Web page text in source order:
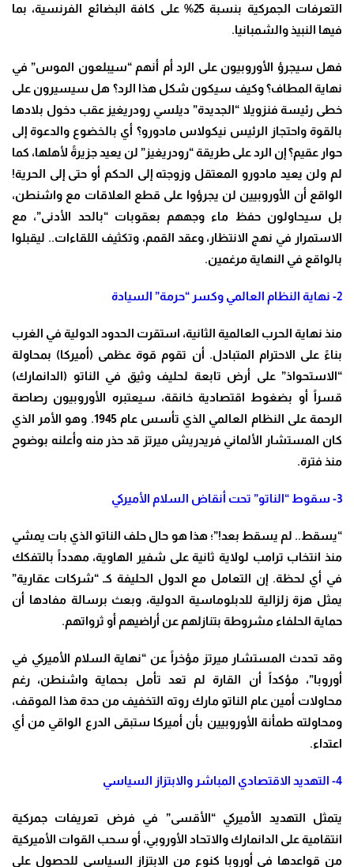
التعرفات الجمركية بنسبة 25% على كافة البضائع الفرنسية، بما
فيها النبيذ والشمبانيا.
فهل سيجرؤ الأوروبيون على الرد أم أنهم “سيبلعون الموس” في
نهاية المطاف؟ وكيف سيكون شكل هذا الرد؟ هل سيسيرون على
خطى رئيسة فنزويلا “الجديدة” ديلسي رودريغيز عقب دخول بلادها
بالقوة واحتجاز الرئيس نيكولاس مادورو؟ أي بالخضوع والدعوة إلى
حوار عقيم؟ إن الرد على طريقة “رودريغيز” لن يعيد جزيرةً لأهلها، كما
لم ولن يعيد مادورو المعتقل وزوجته إلى الحكم أو حتى إلى الحرية!
الواقع أن الأوروبيين لن يجرؤوا على قطع العلاقات مع واشنطن،
بل سيحاولون حفظ ماء وجههم بعقوبات “بالحد الأدنى”، مع
الاستمرار في نهج الانتظار، وعقد القمم، وتكثيف اللقاءات.. ليقبلوا
بالواقع في النهاية مرغمين.
2- نهاية النظام العالمي وكسر “حرمة” السيادة
منذ نهاية الحرب العالمية الثانية، استقرت الحدود الدولية في الغرب
بناءً على الاحترام المتبادل. أن تقوم قوة عظمى (أميركا) بمحاولة
“الاستحواذ” على أرض تابعة لحليف وثيق في الناتو (الدانمارك)
قسراً أو بضغوط اقتصادية خانقة، سيعتبره الأوروبيون رصاصة
الرحمة على النظام العالمي الذي تأسس عام 1945. وهو الأمر الذي
كان المستشار الألماني فريدريش ميرتز قد حذر منه وأعلنه بوضوح
منذ فترة.
3- سقوط “الناتو” تحت أنقاض السلام الأميركي
“يسقط.. لم يسقط بعد!”؛ هذا هو حال حلف الناتو الذي بات يمشي
منذ انتخاب ترامب لولاية ثانية على شفير الهاوية، مهدداً بالتفكك
في أي لحظة. إن التعامل مع الدول الحليفة كـ “شركات عقارية”
يمثل هزة زلزالية للدبلوماسية الدولية، وبعث برسالة مفادها أن
حماية الحلفاء مشروطة بتنازلهم عن أراضيهم أو ثرواتهم.
وقد تحدث المستشار ميرتز مؤخراً عن “نهاية السلام الأميركي في
أوروبا”، مؤكداً أن القارة لم تعد تأمل بحماية واشنطن، رغم
محاولات أمين عام الناتو مارك روته التخفيف من حدة هذا الموقف،
ومحاولته طمأنة الأوروبيين بأن أميركا ستبقى الدرع الواقي من أي
اعتداء.
4- التهديد الاقتصادي المباشر والابتزاز السياسي
يتمثل التهديد الأميركي “الأقسى” في فرض تعريفات جمركية
انتقامية على الدانمارك والاتحاد الأوروبي، أو سحب القوات الأميركية
من قواعدها في أوروبا كنوع من الابتزاز السياسي للحصول على